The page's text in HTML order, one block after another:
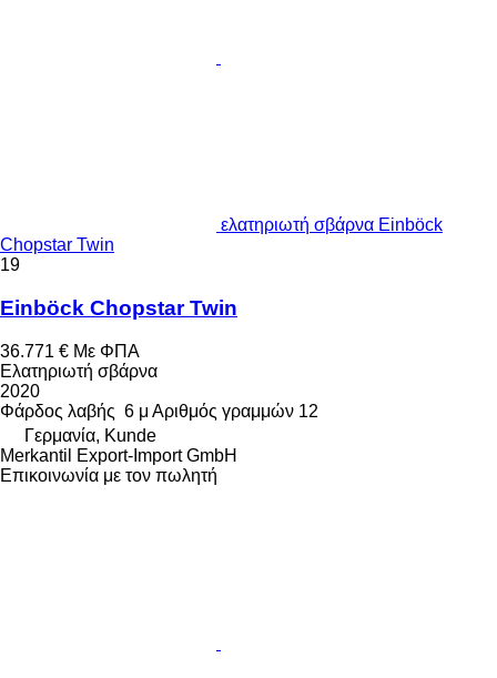
ελατηριωτή σβάρνα Einböck
Chopstar Twin
19
Einböck Chopstar Twin
36.771 € Με ΦΠΑ
Ελατηριωτή σβάρνα
2020
Φάρδος λαβής 6 μ Αριθμός γραμμών 12
Γερμανία, Kunde
Merkantil Export-Import GmbH
Επικοινωνία με τον πωλητή